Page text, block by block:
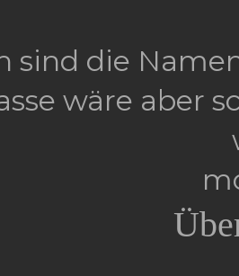
sind die
wäre aber